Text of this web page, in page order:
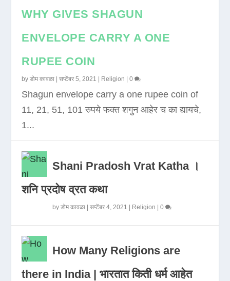
WHY GIVES SHAGUN
ENVELOPE CARRY A ONE
RUPEE COIN
byडोम कावळा |सप्टेंबर 5, 2021 Religion |0
Shagun envelope carry a one rupee coin of
11, 21, 51, 101 रुपये फक्त शगुन आहेर च का द्यायचे,
1...
Shani Pradosh Vrat Katha ।
शनि प्रदोष व्रत कथा
byडोम कावळा |सप्टेंबर 4, 2021 Religion |0
How Many Religions are
there in India | भारतात किती धर्म आहेत